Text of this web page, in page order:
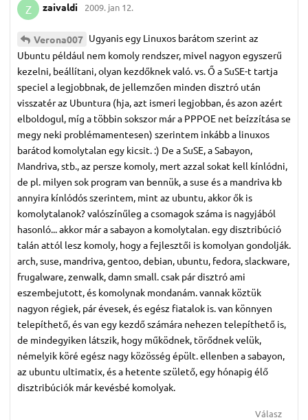
Z zaivaldi 2009. jan 12.
Verona007 Ugyanis egy Linuxos barátom szerint az
Ubuntu például nem komoly rendszer, mivel nagyon egyszerű
kezelni, beállítani, olyan kezdőknek való. vs. Ő a SuSE-t tartja
speciel a legjobbnak, de jellemzően minden disztró után
visszatér az Ubuntura (hja, azt ismeri legjobban, és azon azért
elboldogul, míg a többin sokszor már a PPPOE net beízzítása se
megy neki problémamentesen) szerintem inkább a linuxos
barátod komolytalan egy kicsit. :) De a SuSE, a Sabayon,
Mandriva, stb., az persze komoly, mert azzal sokat kell kínlódni,
de pl. milyen sok program van bennük, a suse és a mandriva kb
annyira kínlódós szerintem, mint az ubuntu, akkor ők is
komolytalanok? valószínűleg a csomagok száma is nagyjából
hasonló... akkor már a sabayon a komolytalan. egy disztribúció
talán attól lesz komoly, hogy a fejlesztői is komolyan gondolják.
arch, suse, mandriva, gentoo, debian, ubuntu, fedora, slackware,
frugalware, zenwalk, damn small. csak pár disztró ami
eszembejutott, és komolynak mondanám. vannak köztük
nagyon régiek, pár évesek, és egész fiatalok is. van könnyen
telepíthető, és van egy kezdő számára nehezen telepíthető is,
de mindegyiken látszik, hogy működnek, törődnek velük,
némelyik köré egész nagy közösség épült. ellenben a sabayon,
az ubuntu ultimatix, és a hetente születő, egy hónapig élő
disztribúciók már kevésbé komolyak.
Válasz